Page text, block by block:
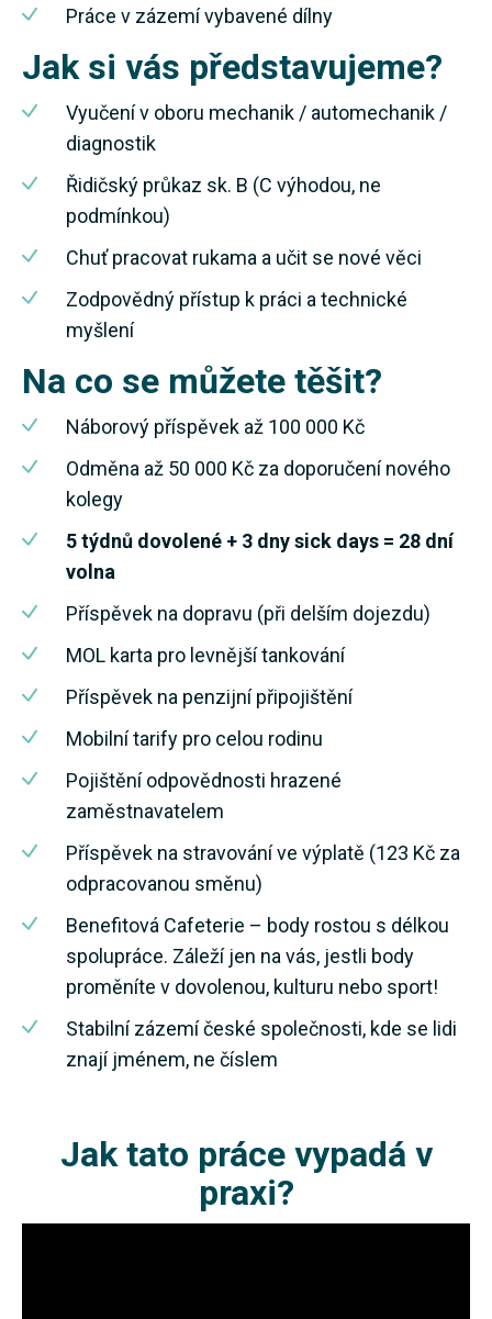
Práce v zázemí vybavené dílny
Jak si vás představujeme?
Vyučení v oboru mechanik / automechanik /
diagnostik
Řidičský průkaz sk. B (C výhodou, ne
podmínkou)
Chuť pracovat rukama a učit se nové věci
Zodpovědný přístup k práci a technické
myšlení
Na co se můžete těšit?
Náborový příspěvek až 100 000 Kč
Odměna až 50 000 Kč za doporučení nového
kolegy
5 týdnů dovolené + 3 dny sick days = 28 dní
volna
Příspěvek na dopravu (při delším dojezdu)
MOL karta pro levnější tankování
Příspěvek na penzijní připojištění
Mobilní tarify pro celou rodinu
Pojištění odpovědnosti hrazené
zaměstnavatelem
Příspěvek na stravování ve výplatě (123 Kč za
odpracovanou směnu)
Benefitová Cafeterie – body rostou s délkou
spolupráce. Záleží jen na vás, jestli body
proměníte v dovolenou, kulturu nebo sport!
Stabilní zázemí české společnosti, kde se lidi
znají jménem, ne číslem
Jak tato práce vypadá v
praxi?